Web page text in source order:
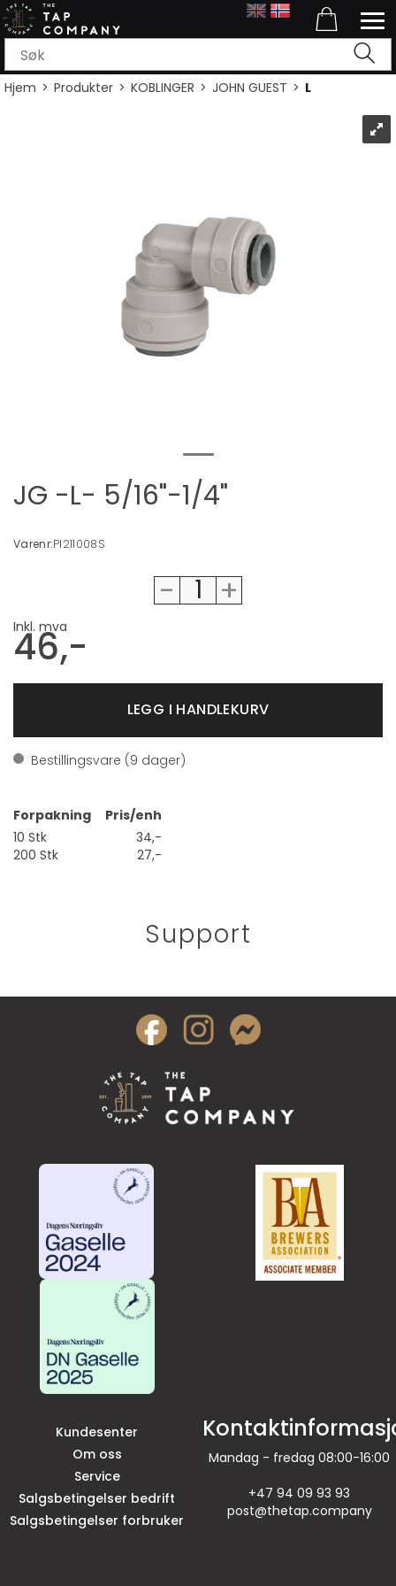
Hjem>Produkter>KOBLINGER>JOHN GUEST>L
JG -L- 5/16"-1/4"
Varenr:PI211008S
- +
Inkl. mva
46,-
Bestillingsvare (9 dager)
Forpakning
Pris/enh
10 Stk
34,-
200 Stk
27,-
Support
Kundesenter
Om oss
Service
Salgsbetingelser bedrift
Salgsbetingelser forbruker
Mandag - fredag 08:00-16:00
+47 94 09 93 93
post@thetap.company